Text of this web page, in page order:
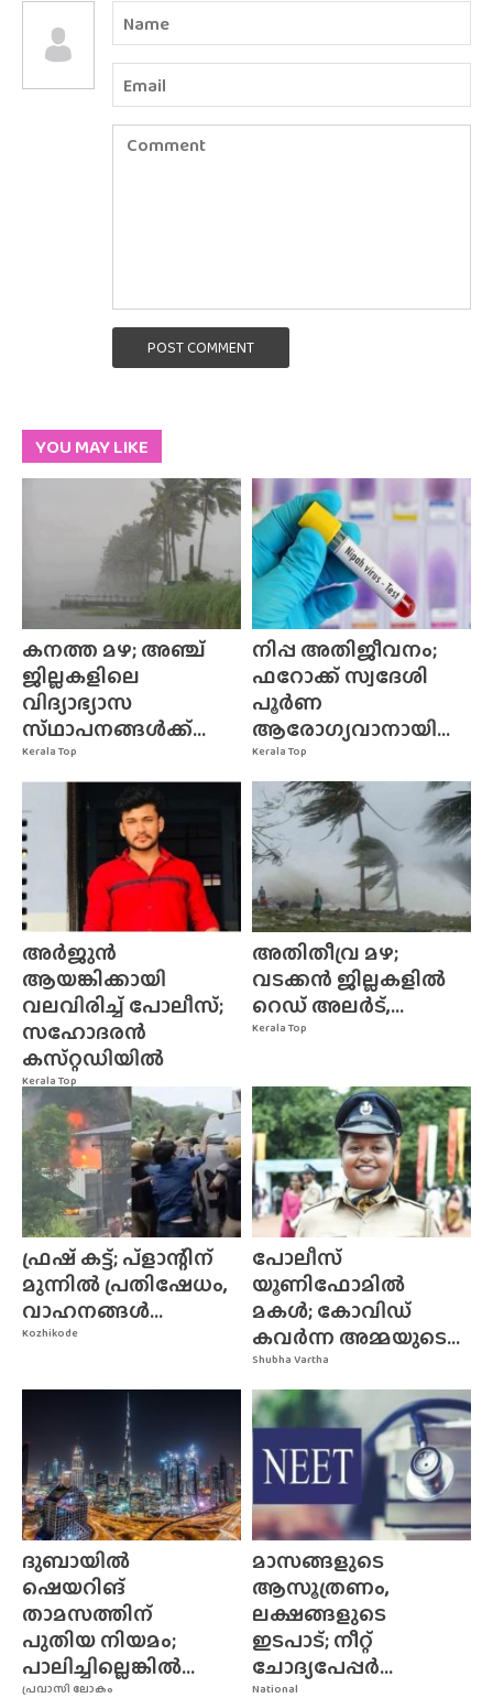
POST COMMENT
YOU MAY LIKE
Kerala Top
കനത്ത മഴ; അഞ്ച്
ജില്ലകളിലെ
വിദ്യാഭ്യാസ
സ്‌ഥാപനങ്ങൾക്ക്‌...
Kerala Top
നിപ്പ അതിജീവനം;
ഫറോക്ക് സ്വദേശി
പൂർണ
ആരോഗ്യവാനായി...
Kerala Top
അർജുൻ
ആയങ്കിക്കായി
വലവിരിച്ച് പോലീസ്;
സഹോദരൻ
കസ്‌റ്റഡിയിൽ
Kerala Top
അതിതീവ്ര മഴ;
വടക്കൻ ജില്ലകളിൽ
റെഡ് അലർട്,...
Kozhikode
ഫ്രഷ് കട്ട്; പ്ളാന്റിന്
മുന്നിൽ പ്രതിഷേധം,
വാഹനങ്ങൾ...
Shubha Vartha
പോലീസ്
യൂണിഫോമിൽ
മകൾ; കോവിഡ്
കവർന്ന അമ്മയുടെ...
പ്രവാസി ലോകം
ദുബായിൽ
ഷെയറിങ്
താമസത്തിന്
പുതിയ നിയമം;
പാലിച്ചില്ലെങ്കിൽ...
National
മാസങ്ങളുടെ
ആസൂത്രണം,
ലക്ഷങ്ങളുടെ
ഇടപാട്; നീറ്റ്
ചോദ്യപേപ്പർ...